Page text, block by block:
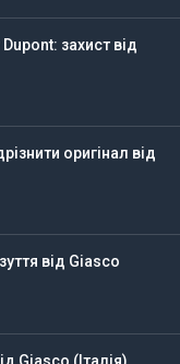
захист від
оригінал від
від Giasco
Giasco (Італія)